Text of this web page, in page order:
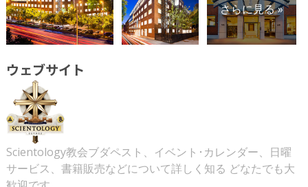
さらに見る »
ウェブサイト
Scientology教会ブダペスト、イベント･カレンダー、日曜
サービス、書籍販売などについて詳しく知る どなたでも大